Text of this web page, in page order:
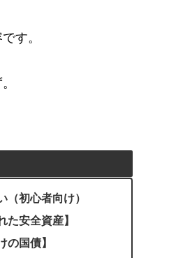
す。
初心者向け）
安全資産】
の国債】